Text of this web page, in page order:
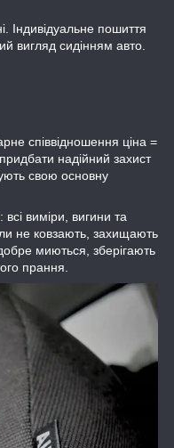
Індивідуальне пошиття
вигляд сидінням авто.
співвідношення ціна =
надійний захист
свою основну
виміри, вигини та
не ковзають, захищають
миються, зберігають
прання.